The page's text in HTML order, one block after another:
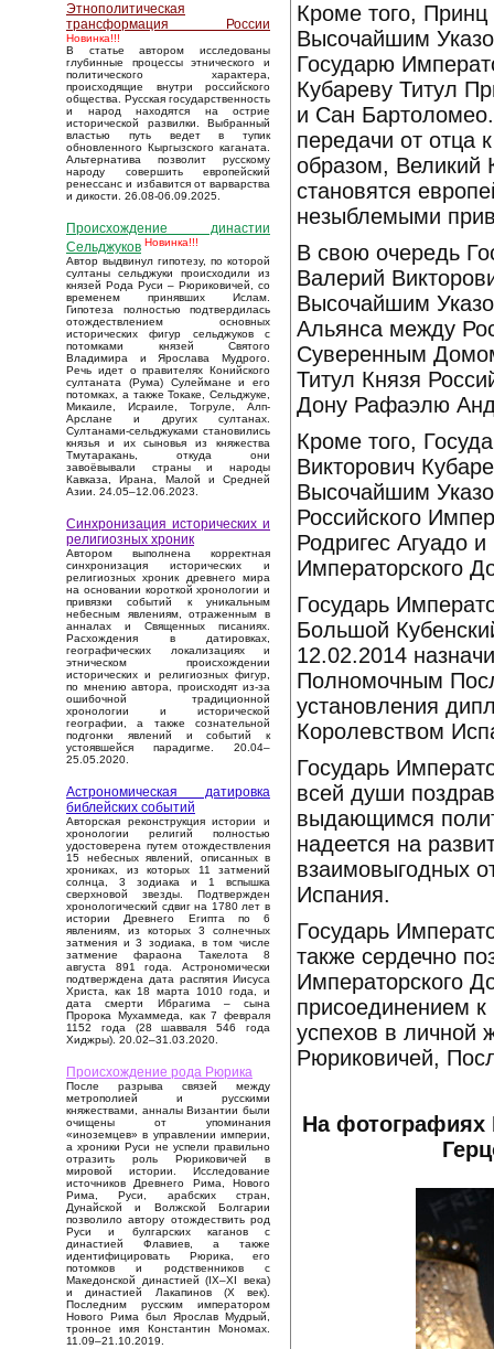
Этнополитическая
трансформация России
Новинка!!!
В статье автором исследованы
глубинные процессы этнического и
политического характера,
происходящие внутри российского
общества. Русская государственность
и народ находятся на острие
исторической развилки. Выбранный
властью путь ведет в тупик
обновленного Кыргызского каганата.
Альтернатива позволит русскому
народу совершить европейский
ренессанс и избавится от варварства
и дикости. 26.08-06.09.2025.
Происхождение династии
Сельджуков Новинка!!!
Автор выдвинул гипотезу, по которой
султаны сельджуки происходили из
князей Рода Руси – Рюриковичей, со
временем принявших Ислам.
Гипотеза полностью подтвердилась
отождествлением основных
исторических фигур сельджуков с
потомками князей Святого
Владимира и Ярослава Мудрого.
Речь идет о правителях Конийского
султаната (Рума) Сулеймане и его
потомках, а также Токаке, Сельджуке,
Микаиле, Исраиле, Тогруле, Алп-
Арслане и других султанах.
Султанами-сельджуками становились
князья и их сыновья из княжества
Тмутаракань, откуда они
завоёвывали страны и народы
Кавказа, Ирана, Малой и Средней
Азии. 24.05–12.06.2023.
Синхронизация исторических и
религиозных хроник
Автором выполнена корректная
синхронизация исторических и
религиозных хроник древнего мира
на основании короткой хронологии и
привязки событий к уникальным
небесным явлениям, отраженным в
анналах и Священных писаниях.
Расхождения в датировках,
географических локализациях и
этническом происхождении
исторических и религиозных фигур,
по мнению автора, происходят из-за
ошибочной традиционной
хронологии и исторической
географии, а также сознательной
подгонки явлений и событий к
устоявшейся парадигме. 20.04–
25.05.2020.
Астрономическая датировка
библейских событий
Авторская реконструкция истории и
хронологии религий полностью
удостоверена путем отождествления
15 небесных явлений, описанных в
хрониках, из которых 11 затмений
солнца, 3 зодиака и 1 вспышка
сверхновой звезды. Подтвержден
хронологический сдвиг на 1780 лет в
истории Древнего Египта по 6
явлениям, из которых 3 солнечных
затмения и 3 зодиака, в том числе
затмение фараона Такелота 8
августа 891 года. Астрономически
подтверждена дата распятия Иисуса
Христа, как 18 марта 1010 года, и
дата смерти Ибрагима – сына
Пророка Мухаммеда, как 7 февраля
1152 года (28 шавваля 546 года
Хиджры). 20.02–31.03.2020.
Происхождение рода Рюрика
После разрыва связей между
метрополией и русскими
княжествами, анналы Византии были
очищены от упоминания
«иноземцев» в управлении империи,
а хроники Руси не успели правильно
отразить роль Рюриковичей в
мировой истории. Исследование
источников Древнего Рима, Нового
Рима, Руси, арабских стран,
Дунайской и Волжской Болгарии
позволило автору отождествить род
Руси и булгарских каганов с
династией Флавиев, а также
идентифицировать Рюрика, его
потомков и родственников с
Македонской династией (IX–XI века)
и династией Лакапинов (X век).
Последним русским императором
Нового Рима был Ярослав Мудрый,
тронное имя Константин Мономах.
11.09–21.10.2019.
Кроме того,
Высочайшим
Государю
Кубареву Титул
и Сан
передачи от отца
образом, Великий
становятся
незыблемыми
В свою очередь
Валерий
Высочайшим
Альянса между
Суверенным
Титул Князя
Дону Рафаэлю
Кроме того,
Викторович
Высочайшим
Российского
Родригес Агуадо
Императорского
Государь
Большой
12.02.2014
Полномочным
установления
Королевством
Государь
всей души
выдающимся
надеется на
взаимовыгодных
Испания.
Государь
также сердечно
Императорского
присоединением
успехов в личной
Рюриковичей,
На фотографиях